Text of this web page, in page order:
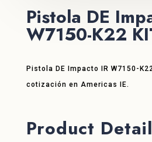
Pistola DE
W7150-K22
Pistola DE Impacto IR W7150-
cotización en Americas IE.
Product